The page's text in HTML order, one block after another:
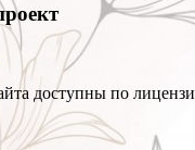
доступны по